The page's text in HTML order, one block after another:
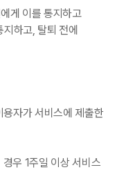
게 이를 통지하고
하고, 탈퇴 전에
자가 서비스에 제출한
우 1주일 이상 서비스